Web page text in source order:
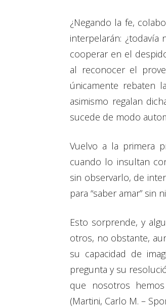
¿Negando la fe,
interpelarán: ¿todavía
cooperar en el
al reconocer el
únicamente rebaten
asimismo regalan
sucede de modo
Vuelvo a la primera
cuando lo insultan
sin observarlo, de
para “saber amar” sin
Esto sorprende, y
otros, no obstante,
su capacidad de
pregunta y su
que nosotros
(Martini, Carlo M. –